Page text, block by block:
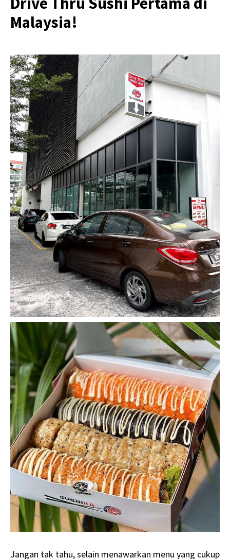
Malaysia!
Jangan tak tahu, selain menawarkan menu yang cukup